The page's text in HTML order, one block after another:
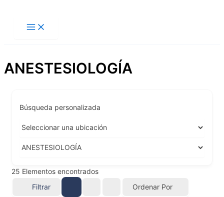
ANESTESIOLOGÍA
Búsqueda personalizada
25 Elementos encontrados
Filtrar
Ordenar Por